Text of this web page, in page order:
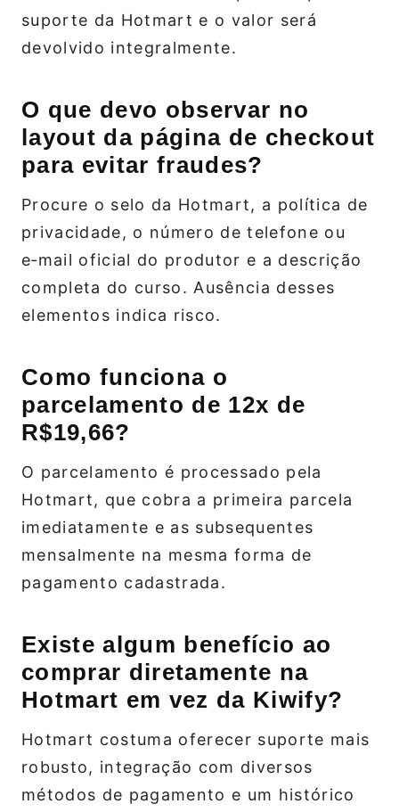
suporte da Hotmart e o valor será
devolvido integralmente.
O que devo observar no
layout da página de checkout
para evitar fraudes?
Procure o selo da Hotmart, a política de
privacidade, o número de telefone ou
e‑mail oficial do produtor e a descrição
completa do curso. Ausência desses
elementos indica risco.
Como funciona o
parcelamento de 12x de
R$19,66?
O parcelamento é processado pela
Hotmart, que cobra a primeira parcela
imediatamente e as subsequentes
mensalmente na mesma forma de
pagamento cadastrada.
Existe algum benefício ao
comprar diretamente na
Hotmart em vez da Kiwify?
Hotmart costuma oferecer suporte mais
robusto, integração com diversos
métodos de pagamento e um histórico